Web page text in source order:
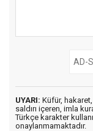
UYARI: Küfür,
saldırı içeren, imla
Türkçe karakter
onaylanmamaktadır.